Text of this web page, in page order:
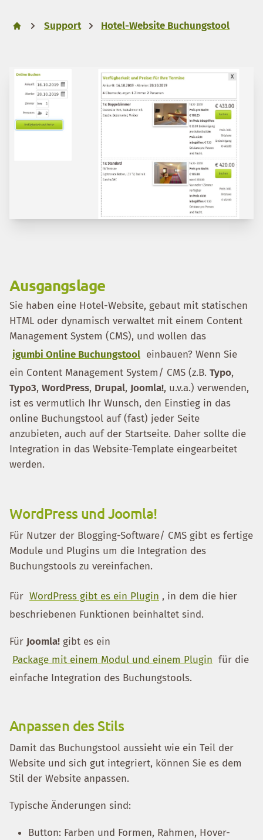
Support Hotel-Website Buchungstool
Ausgangslage
Sie haben eine Hotel-Website, gebaut mit statischen
HTML oder dynamisch verwaltet mit einem Content
Management System (CMS), und wollen das
igumbi Online Buchungstool einbauen? Wenn Sie
ein Content Management System/ CMS (z.B. Typo,
Typo3, WordPress, Drupal, Joomla!, u.v.a.) verwenden,
ist es vermutlich Ihr Wunsch, den Einstieg in das
online Buchungstool auf (fast) jeder Seite
anzubieten, auch auf der Startseite. Daher sollte die
Integration in das Website-Template eingearbeitet
werden.
WordPress und Joomla!
Für Nutzer der Blogging-Software/ CMS gibt es fertige
Module und Plugins um die Integration des
Buchungstools zu vereinfachen.
Für WordPress gibt es ein Plugin , in dem die hier
beschriebenen Funktionen beinhaltet sind.
Für Joomla! gibt es ein
Package mit einem Modul und einem Plugin für die
einfache Integration des Buchungstools.
Anpassen des Stils
Damit das Buchungstool aussieht wie ein Teil der
Website und sich gut integriert, können Sie es dem
Stil der Website anpassen.
Typische Änderungen sind:
Button: Farben und Formen, Rahmen, Hover-